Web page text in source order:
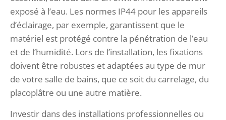
exposé à l’eau. Les normes IP44 pour les appareils
d’éclairage, par exemple, garantissent que le
matériel est protégé contre la pénétration de l’eau
et de l’humidité. Lors de l’installation, les fixations
doivent être robustes et adaptées au type de mur
de votre salle de bains, que ce soit du carrelage, du
placoplâtre ou une autre matière.
Investir dans des installations professionnelles ou